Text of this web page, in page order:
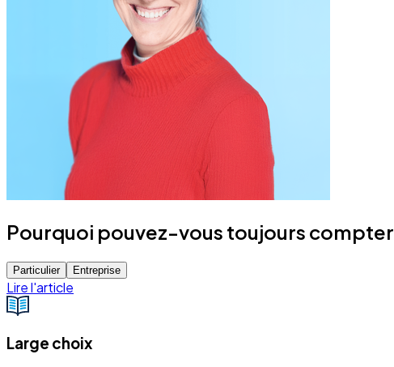
Pourquoi pouvez-vous toujours compter
Particulier Entreprise
Lire l'article
Large choix